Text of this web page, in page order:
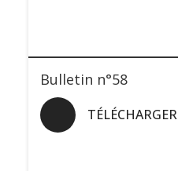
Bulletin n°58
TÉLÉCHARGER